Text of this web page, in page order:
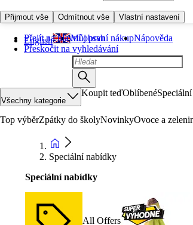
Přijmout vše Odmítnout vše Vlastní nastavení
Přejít na hlavní obsah
Přeskočit na vyhledávání
English Můj první nákupNápověda
Všechny kategorie
Koupit teďOblíbené
Top výběrZpátky do školyNovinkyOvoce a
Speciální nabídky
Speciální nabídky
All Offers